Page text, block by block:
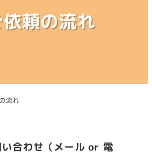
依頼の流れ
流れ
い合わせ（メール or 電